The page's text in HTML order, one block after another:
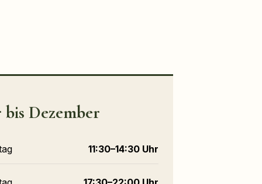
Dezember
11:30–14:30 Uhr